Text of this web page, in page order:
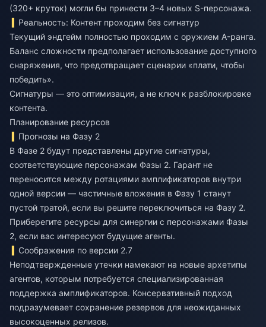
(320+ круток) могли бы принести 3–4 новых S-персонажа.
Реальность: Контент проходим без сигнатур
Текущий эндгейм полностью проходим с оружием A-ранга.
Баланс сложности предполагает использование доступного
снаряжения, что предотвращает сценарии «плати, чтобы
победить».
Сигнатуры — это оптимизация, а не ключ к разблокировке
контента.
Планирование ресурсов
Прогнозы на Фазу 2
В Фазе 2 будут представлены другие сигнатуры,
соответствующие персонажам Фазы 2. Гарант не
переносится между ротациями амплификаторов внутри
одной версии — частичные вложения в Фазу 1 станут
пустой тратой, если вы решите переключиться на Фазу 2.
Приберегите ресурсы для синергии с персонажами Фазы
2, если вас интересуют будущие агенты.
Соображения по версии 2.7
Неподтвержденные утечки намекают на новые архетипы
агентов, которым потребуется специализированная
поддержка амплификаторов. Консервативный подход
подразумевает сохранение резервов для неожиданных
высокоценных релизов.